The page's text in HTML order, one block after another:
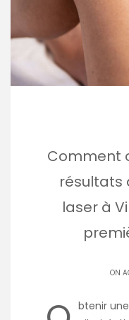
Comment
résultats
laser à
ON
btenir